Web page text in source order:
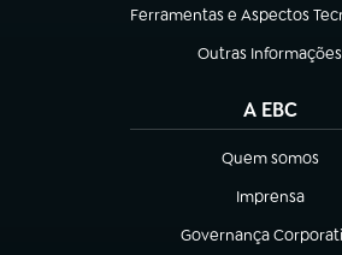
Ferramentas e Aspectos
(abre em nova aba)
Outras Informações
(abre em nova aba)
A EBC
Quem somos
(abre em nova
Imprensa
(abre em nova
Governança
(abre em nova aba)